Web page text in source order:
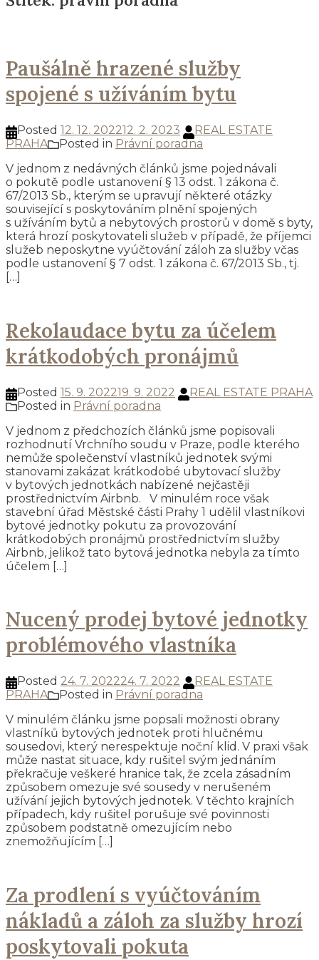
Paušálně hrazené služby
spojené s užíváním bytu
Posted 12. 12. 202212. 2. 2023
REAL ESTATE
PRAHA
Posted in Právní poradna
V jednom z nedávných článků jsme pojednávali
o pokutě podle ustanovení § 13 odst. 1 zákona č.
67/2013 Sb., kterým se upravují některé otázky
související s poskytováním plnění spojených
s užíváním bytů a nebytových prostorů v domě s byty,
která hrozí poskytovateli služeb v případě, že příjemci
služeb neposkytne vyúčtování záloh za služby včas
podle ustanovení § 7 odst. 1 zákona č. 67/2013 Sb., tj.
[…]
Rekolaudace bytu za účelem
krátkodobých pronájmů
Posted 15. 9. 202219. 9. 2022
REAL ESTATE PRAHA
Posted in Právní poradna
V jednom z předchozích článků jsme popisovali
rozhodnutí Vrchního soudu v Praze, podle kterého
nemůže společenství vlastníků jednotek svými
stanovami zakázat krátkodobé ubytovací služby
v bytových jednotkách nabízené nejčastěji
prostřednictvím Airbnb. V minulém roce však
stavební úřad Městské části Prahy 1 udělil vlastníkovi
bytové jednotky pokutu za provozování
krátkodobých pronájmů prostřednictvím služby
Airbnb, jelikož tato bytová jednotka nebyla za tímto
účelem […]
Nucený prodej bytové jednotky
problémového vlastníka
Posted 24. 7. 202224. 7. 2022
REAL ESTATE
PRAHA
Posted in Právní poradna
V minulém článku jsme popsali možnosti obrany
vlastníků bytových jednotek proti hlučnému
sousedovi, který nerespektuje noční klid. V praxi však
může nastat situace, kdy rušitel svým jednáním
překračuje veškeré hranice tak, že zcela zásadním
způsobem omezuje své sousedy v nerušeném
užívání jejich bytových jednotek. V těchto krajních
případech, kdy rušitel porušuje své povinnosti
způsobem podstatně omezujícím nebo
znemožňujícím […]
Za prodlení s vyúčtováním
nákladů a záloh za služby hrozí
poskytovali pokuta